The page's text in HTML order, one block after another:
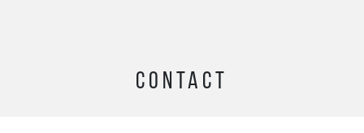
CONTACT